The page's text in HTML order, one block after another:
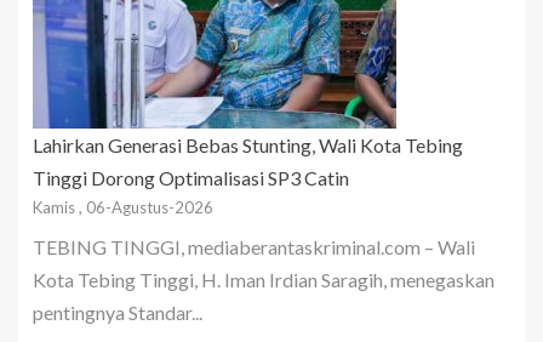
Lahirkan Generasi Bebas Stunting, Wali Kota Tebing
Tinggi Dorong Optimalisasi SP3 Catin
Kamis , 06-Agustus-2026
TEBING TINGGI, mediaberantaskriminal.com – Wali
Kota Tebing Tinggi, H. Iman Irdian Saragih, menegaskan
pentingnya Standar...